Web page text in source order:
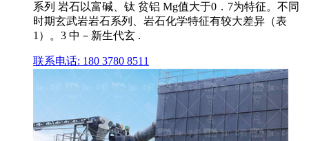
系列 岩石以富碱、钛 贫铝 Mg值大于0．7为特征。不同
时期玄武岩岩石系列、岩石化学特征有较大差异（表
1）。3 中－新生代玄 .
联系电话: 180 3780 8511